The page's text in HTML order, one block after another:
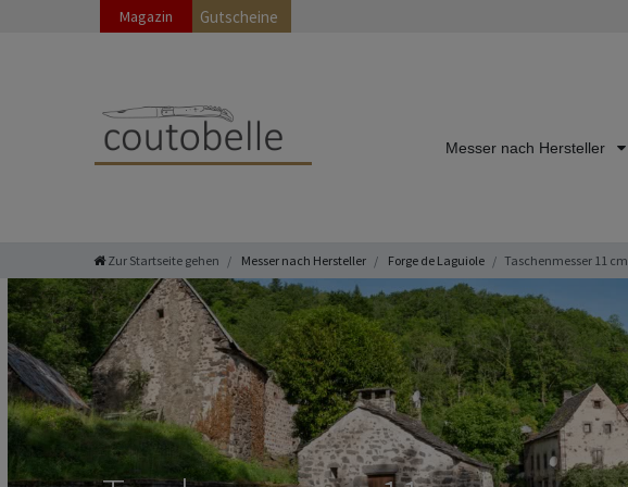
Gutscheine
Magazin
Messer nach Hersteller
Zur Startseite gehen Messer nach Hersteller Forge de Laguiole Taschenmesser 11 cm